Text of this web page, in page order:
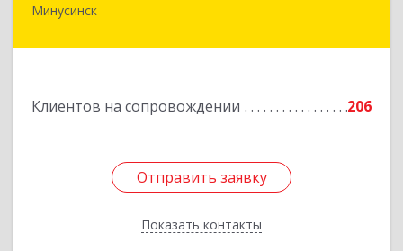
Минусинск
Клиентов на сопровождении 206
Отправить заявку
Показать контакты
662610, Красноярский край, Минусинск г,
Отправить заявку
Назад